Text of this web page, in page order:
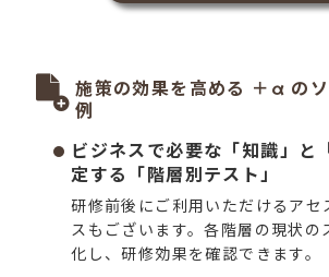
施策の効果を高める ＋α の
例
ビジネスで必要な「知識」と
定する「階層別テスト」
研修前後にご利用いただけるアセ
スもございます。各階層の現状の
化し、研修効果を確認できます。